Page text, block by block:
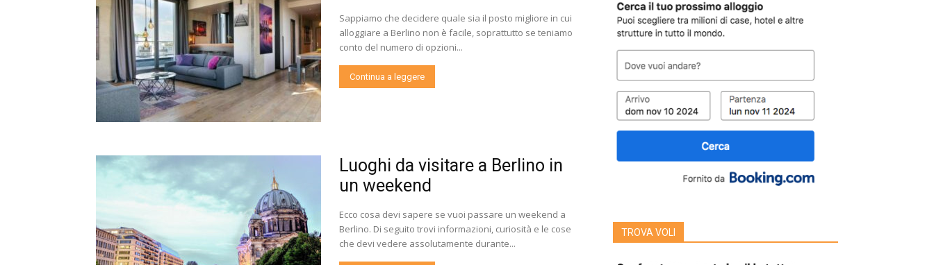
Sappiamo che decidere quale sia il posto migliore in cui
alloggiare a Berlino non è facile, soprattutto se teniamo
conto del numero di opzioni...
Continua a leggere
Luoghi da visitare a Berlino in
un weekend
Ecco cosa devi sapere se vuoi passare un weekend a
Berlino. Di seguito trovi informazioni, curiosità e le cose
che devi vedere assolutamente durante...
TROVA VOLI